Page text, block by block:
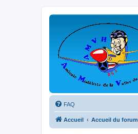
FAQ
Accueil Accueil du forum